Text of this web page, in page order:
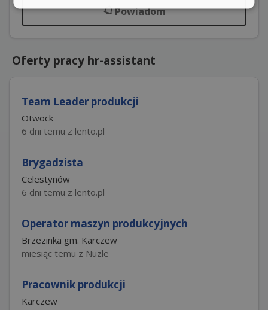
Powiadom
Oferty pracy hr-assistant
Team Leader produkcji
Otwock
6 dni temu z lento.pl
Brygadzista
Celestynów
6 dni temu z lento.pl
Operator maszyn produkcyjnych
Brzezinka gm. Karczew
miesiąc temu z Nuzle
Pracownik produkcji
Karczew